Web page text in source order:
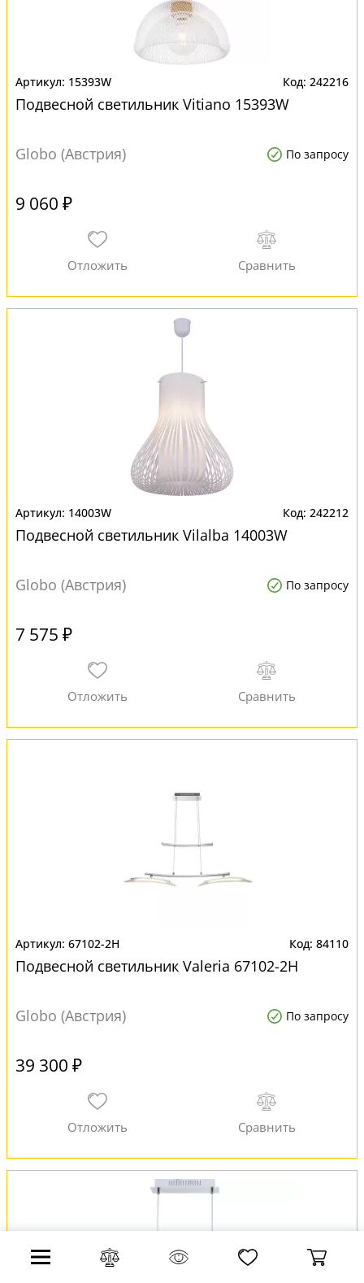
15393W 242216
Подвесной светильник Vitiano 15393W
Globo (Австрия) По запросу
9 060 ₽
14003W 242212
Подвесной светильник Vilalba 14003W
Globo (Австрия) По запросу
7 575 ₽
67102-2H 84110
Подвесной светильник Valeria 67102-2H
Globo (Австрия) По запросу
39 300 ₽